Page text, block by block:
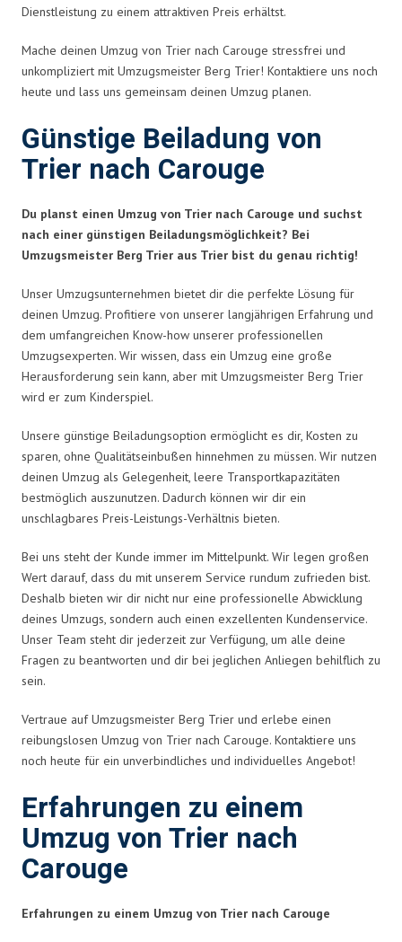
Dienstleistung zu einem attraktiven Preis erhältst.
Mache deinen Umzug von Trier nach Carouge stressfrei und
unkompliziert mit Umzugsmeister Berg Trier! Kontaktiere uns noch
heute und lass uns gemeinsam deinen Umzug planen.
Günstige Beiladung von
Trier nach Carouge
Du planst einen Umzug von Trier nach Carouge und suchst
nach einer günstigen Beiladungsmöglichkeit? Bei
Umzugsmeister Berg Trier aus Trier bist du genau richtig!
Unser Umzugsunternehmen bietet dir die perfekte Lösung für
deinen Umzug. Profitiere von unserer langjährigen Erfahrung und
dem umfangreichen Know-how unserer professionellen
Umzugsexperten. Wir wissen, dass ein Umzug eine große
Herausforderung sein kann, aber mit Umzugsmeister Berg Trier
wird er zum Kinderspiel.
Unsere günstige Beiladungsoption ermöglicht es dir, Kosten zu
sparen, ohne Qualitätseinbußen hinnehmen zu müssen. Wir nutzen
deinen Umzug als Gelegenheit, leere Transportkapazitäten
bestmöglich auszunutzen. Dadurch können wir dir ein
unschlagbares Preis-Leistungs-Verhältnis bieten.
Bei uns steht der Kunde immer im Mittelpunkt. Wir legen großen
Wert darauf, dass du mit unserem Service rundum zufrieden bist.
Deshalb bieten wir dir nicht nur eine professionelle Abwicklung
deines Umzugs, sondern auch einen exzellenten Kundenservice.
Unser Team steht dir jederzeit zur Verfügung, um alle deine
Fragen zu beantworten und dir bei jeglichen Anliegen behilflich zu
sein.
Vertraue auf Umzugsmeister Berg Trier und erlebe einen
reibungslosen Umzug von Trier nach Carouge. Kontaktiere uns
noch heute für ein unverbindliches und individuelles Angebot!
Erfahrungen zu einem
Umzug von Trier nach
Carouge
Erfahrungen zu einem Umzug von Trier nach Carouge